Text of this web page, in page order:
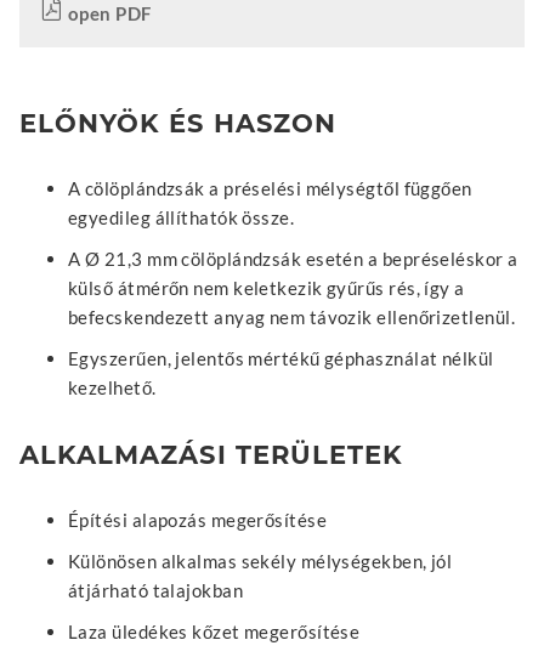
open PDF
ELŐNYÖK ÉS HASZON
A cölöplándzsák a préselési mélységtől függően
egyedileg állíthatók össze.
A Ø 21,3 mm cölöplándzsák esetén a bepréseléskor a
külső átmérőn nem keletkezik gyűrűs rés, így a
befecskendezett anyag nem távozik ellenőrizetlenül.
Egyszerűen, jelentős mértékű géphasználat nélkül
kezelhető.
ALKALMAZÁSI TERÜLETEK
Építési alapozás megerősítése
Különösen alkalmas sekély mélységekben, jól
átjárható talajokban
Laza üledékes kőzet megerősítése